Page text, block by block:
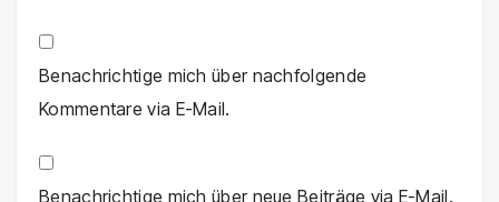
Benachrichtige mich über nachfolgende
Kommentare via E-Mail.
Benachrichtige mich über neue Beiträge via E-Mail.